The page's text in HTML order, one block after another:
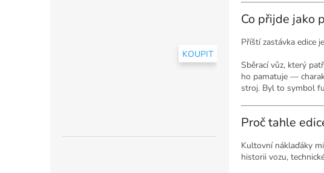
KOUPIT
Co přijde jako
Příští zastávka edice je
Sběrací vůz, který
ho pamatuje —
stroj. Byl to symbol
Proč tahle
Kultovní náklaďáky
historii vozu,